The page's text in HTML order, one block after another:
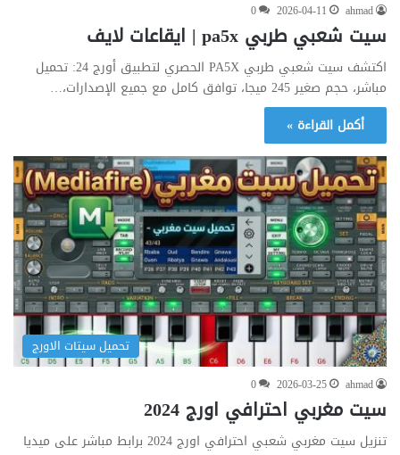
ahmad
2026-04-11
0
سيت شعبي طربي pa5x | ايقاعات لايف
اكتشف سيت شعبي طربي PA5X الحصري لتطبيق أورج 24: تحميل
مباشر، حجم صغير 245 ميجا، توافق كامل مع جميع الإصدارات،…
أكمل القراءة »
تحميل سيتات الاورج
ahmad
2026-03-25
0
سيت مغربي احترافي اورج 2024
تنزيل سيت مغربي شعبي احترافي اورج 2024 برابط مباشر على ميديا